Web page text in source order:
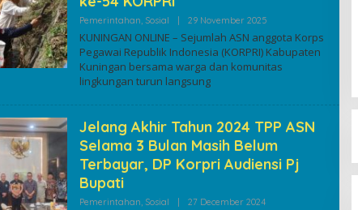
Pemerintahan Sosial | 29 November 2025By
KUNINGAN ONLINE – Sejumlah ASN anggota Korps
Pegawai Republik Indonesia (KORPRI) Kabupaten
Kuningan bersama warga dan komunitas
lingkungan turun langsung
Jelang Akhir Tahun 2024 TPP ASN
Selama 3 Bulan Masih Belum
Terbayar, DP Korpri Audiensi Pj
Bupati
Pemerintahan Sosial | 27 December 2024By